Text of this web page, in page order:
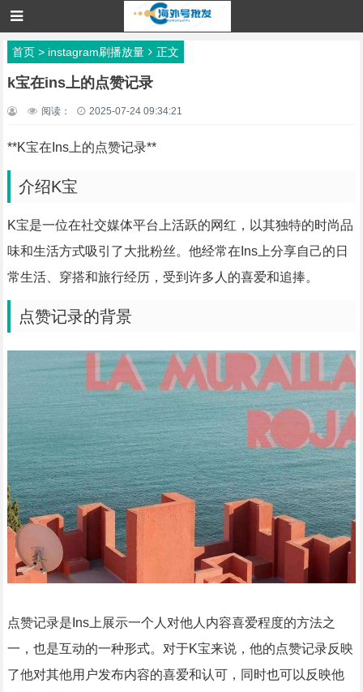
首页> instagram刷播放量 正文
k宝在ins上的点赞记录
阅读： 2025-07-24 09:34:21
**K宝在Ins上的点赞记录**
介绍K宝
K宝是一位在社交媒体平台上活跃的网红，以其独特的时尚品
味和生活方式吸引了大批粉丝。他经常在Ins上分享自己的日
常生活、穿搭和旅行经历，受到许多人的喜爱和追捧。
点赞记录的背景
点赞记录是Ins上展示一个人对他人内容喜爱程度的方法之
一，也是互动的一种形式。对于K宝来说，他的点赞记录反映
了他对其他用户发布内容的喜爱和认可，同时也可以反映他